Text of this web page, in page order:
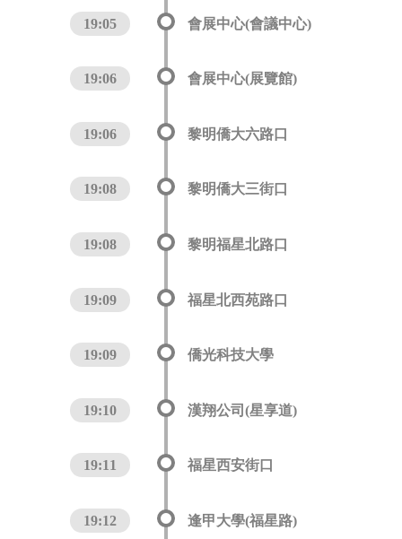
19:05 會展中心(會議中心)
19:06 會展中心(展覽館)
19:06 黎明僑大六路口
19:08 黎明僑大三街口
19:08 黎明福星北路口
19:09 福星北西苑路口
19:09 僑光科技大學
19:10 漢翔公司(星享道)
19:11 福星西安街口
19:12 逢甲大學(福星路)